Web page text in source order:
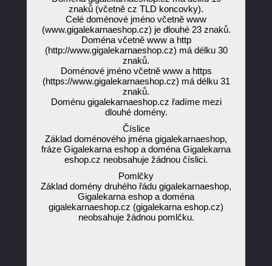
znaků (včetně cz TLD koncovky).
Celé doménové jméno včetně www
(www.gigalekarnaeshop.cz) je dlouhé 23 znaků.
Doména včetně www a http
(http://www.gigalekarnaeshop.cz) má délku 30
znaků.
Doménové jméno včetně www a https
(https://www.gigalekarnaeshop.cz) má délku 31
znaků.
Doménu gigalekarnaeshop.cz řadíme mezi
dlouhé domény.
Číslice
Základ doménového jména gigalekarnaeshop,
fráze Gigalekarna eshop a doména Gigalekarna
eshop.cz neobsahuje žádnou číslici.
Pomlčky
Základ domény druhého řádu gigalekarnaeshop,
Gigalekarna eshop a doména
gigalekarnaeshop.cz (gigalekarna eshop.cz)
neobsahuje žádnou pomlčku.